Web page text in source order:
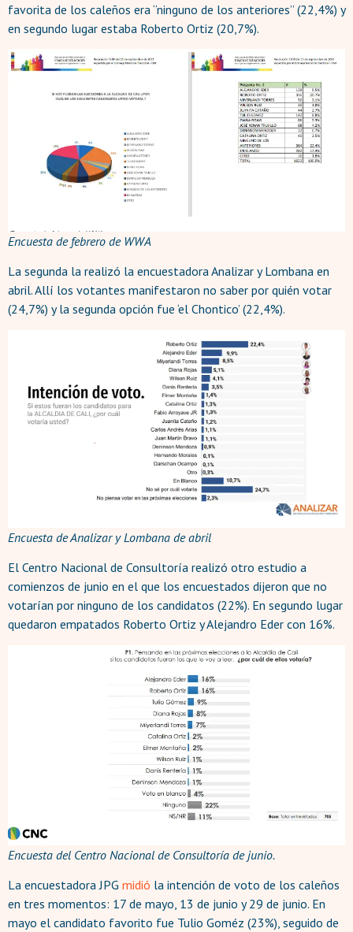
favorita de los caleños era “ninguno de los anteriores” (22,4%) y
en segundo lugar estaba Roberto Ortiz (20,7%).
Encuesta de febrero de WWA
La segunda la realizó la encuestadora Analizar y Lombana en
abril. Allí los votantes manifestaron no saber por quién votar
(24,7%) y la segunda opción fue ‘el Chontico’ (22,4%).
Encuesta de Analizar y Lombana de abril
El Centro Nacional de Consultoría realizó otro estudio a
comienzos de junio en el que los encuestados dijeron que no
votarían por ninguno de los candidatos (22%). En segundo lugar
quedaron empatados Roberto Ortiz y Alejandro Eder con 16%.
Encuesta del Centro Nacional de Consultoría de junio.
La encuestadora JPG midió la intención de voto de los caleños
en tres momentos: 17 de mayo, 13 de junio y 29 de junio. En
mayo el candidato favorito fue Tulio Goméz (23%), seguido de